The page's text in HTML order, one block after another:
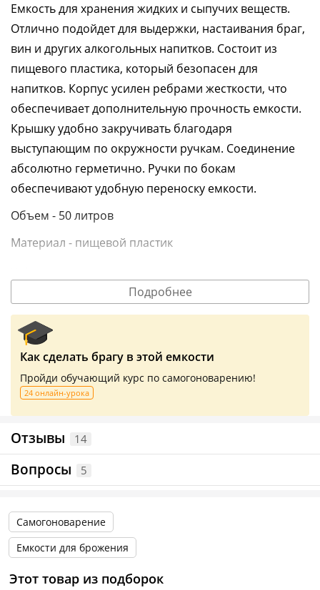
Емкость для хранения жидких и сыпучих веществ.
Отлично подойдет для выдержки, настаивания браг,
вин и других алкогольных напитков. Состоит из
пищевого пластика, который безопасен для
напитков. Корпус усилен ребрами жесткости, что
обеспечивает дополнительную прочность емкости.
Крышку удобно закручивать благодаря
выступающим по окружности ручкам. Соединение
абсолютно герметично. Ручки по бокам
обеспечивают удобную переноску емкости.
Объем - 50 литров
Материал - пищевой пластик
внешнем виде товара основывается на последних доступных
Подробнее
Как сделать брагу в этой емкости
Пройди обучающий курс по самогоноварению!
24 онлайн-урока
Отзывы 14
Вопросы 5
Самогоноварение
Емкости для брожения
Этот товар из подборок